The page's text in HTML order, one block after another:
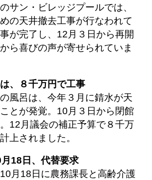
サン・ビレッジプールでは、
の天井撤去工事が行なわれて
が完了し、12月３日から再開
ら喜びの声が寄せられていま
、８千万円で工事
風呂は、今年３月に錆水が天
とが発覚。10月３日から閉館
12月議会の補正予算で８千万
上されました。
18日、代替要求
月18日に農務課長と高齢介護